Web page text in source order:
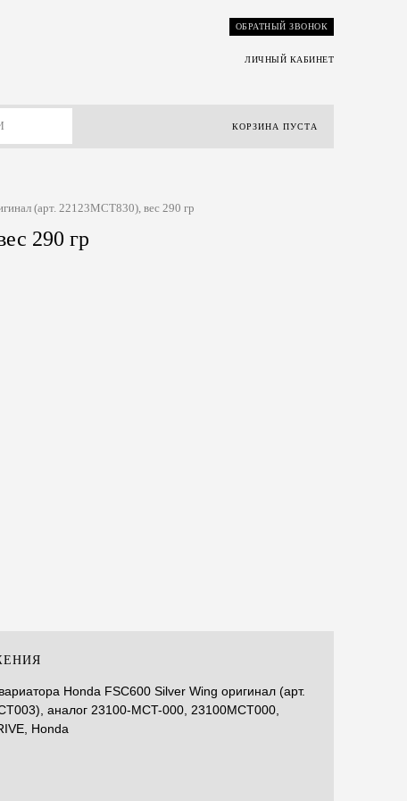
ОБРАТНЫЙ ЗВОНОК
ЛИЧНЫЙ КАБИНЕТ
КОРЗИНА ПУСТА
(арт. 22123MCT830), вес 290 гр
290 гр
Honda FSC600 Silver Wing оригинал (арт.
аналог 23100-MCT-000, 23100MCT000,
Honda